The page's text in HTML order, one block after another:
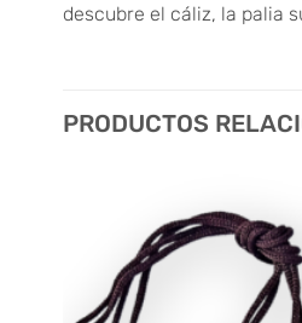
descubre el cáliz, la palia
PRODUCTOS